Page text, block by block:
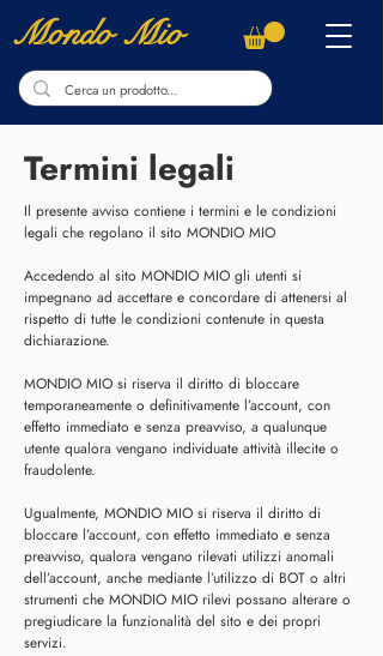
Mondo Mio
Termini legali
Il presente avviso contiene i termini e le condizioni
legali che regolano il sito MONDIO MIO
Accedendo al sito MONDIO MIO gli utenti si
impegnano ad accettare e concordare di attenersi al
rispetto di tutte le condizioni contenute in questa
dichiarazione.
MONDIO MIO si riserva il diritto di bloccare
temporaneamente o definitivamente l’account, con
effetto immediato e senza preavviso, a qualunque
utente qualora vengano individuate attività illecite o
fraudolente.
Ugualmente, MONDIO MIO si riserva il diritto di
bloccare l’account, con effetto immediato e senza
preavviso, qualora vengano rilevati utilizzi anomali
dell’account, anche mediante l’utilizzo di BOT o altri
strumenti che MONDIO MIO rilevi possano alterare o
pregiudicare la funzionalità del sito e dei propri
servizi.